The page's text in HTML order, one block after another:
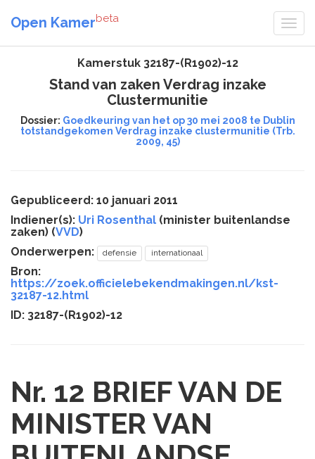
Open Kamerbeta
Kamerstuk 32187-(R1902)-12
Stand van zaken Verdrag inzake
Clustermunitie
Dossier: Goedkeuring van het op 30 mei 2008 te Dublin
totstandgekomen Verdrag inzake clustermunitie (Trb.
2009, 45)
Gepubliceerd: 10 januari 2011
Indiener(s): Uri Rosenthal (minister buitenlandse
zaken) (VVD)
Onderwerpen:
defensie internationaal
Bron:
https://zoek.officielebekendmakingen.nl/kst-
32187-12.html
ID: 32187-(R1902)-12
Nr. 12 BRIEF VAN DE
MINISTER VAN